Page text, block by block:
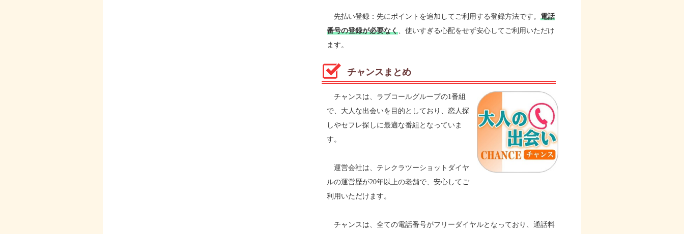
先払い登録：先にポイントを追加してご利用する登録方法です。 電話
番号の登録が必要なく 、使いすぎる心配をせず安心してご利用いただけ
ます。
チャンスまとめ
チャンスは、ラブコールグループの1番組
で、大人な出会いを目的としており、恋人探
しやセフレ探しに最適な番組となっていま
す。
運営会社は、テレクラツーショットダイヤ
ルの運営歴が20年以上の老舗で、安心してご
利用いただけます。
チャンスは、全ての電話番号がフリーダイヤルとなっており、通話料